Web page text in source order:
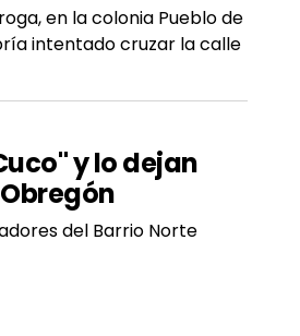
en la colonia Pueblo de
intentado cruzar la calle
y lo dejan
del Barrio Norte